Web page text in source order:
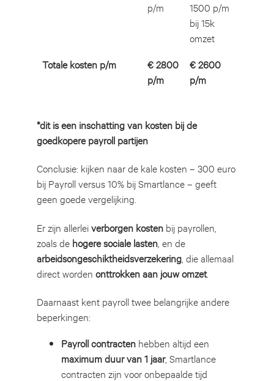
p/m
1500 p/m
bij 15k
omzet
Totale kosten p/m
€ 2800
p/m
€ 2600
p/m
*dit is een inschatting van kosten bij de
goedkopere payroll partijen
Conclusie: kijken naar de kale kosten – 300 euro
bij Payroll versus 10% bij Smartlance – geeft
geen goede vergelijking.
Er zijn allerleiverborgen kosten bij payrollen,
zoals de hogere sociale lasten , en de
arbeidsongeschiktheidsverzekering , die allemaal
direct worden onttrokken aan jouw omzet.
Daarnaast kent payroll twee belangrijke andere
beperkingen:
Payroll contracten hebben altijd een
maximum duur van 1 jaar, Smartlance
contracten zijn voor onbepaalde tijd